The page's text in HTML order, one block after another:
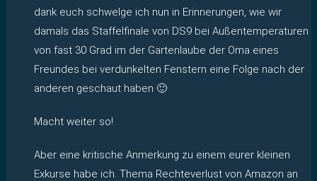
dank euch schwelge ich nun in Erinnerungen, wie wir
damals das Staffelfinale von DS9 bei Außentemperaturen
von fast 30 Grad im der Gartenlaube der Oma eines
Freundes bei verdunkelten Fenstern eine Folge nach der
anderen geschaut haben 🙂
Macht weiter so!
Aber eine kritische Anmerkung zu einem eurer kleinen
Exkurse habe ich. Thema Rechteverlust von Amazon an